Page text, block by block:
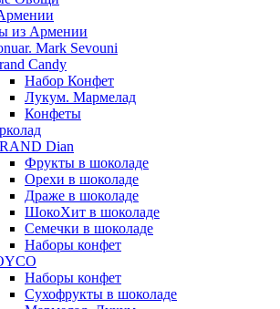
из Армении
Mark Sevouni
Candy
Набор Конфет
Лукум. Мармелад
Конфеты
Dian
Фрукты в шоколаде
Орехи в шоколаде
Драже в шоколаде
ШокоХит в шоколаде
Семечки в шоколаде
Наборы конфет
Наборы конфет
Сухофрукты в шоколаде